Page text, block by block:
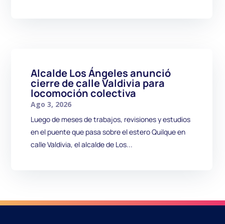
Alcalde Los Ángeles anunció
cierre de calle Valdivia para
locomoción colectiva
Ago 3, 2026
Luego de meses de trabajos, revisiones y estudios
en el puente que pasa sobre el estero Quilque en
calle Valdivia, el alcalde de Los...